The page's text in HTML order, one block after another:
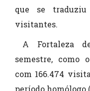
que se traduziu
visitantes.
A Fortaleza
semestre, como
com 166.474
período homólogo